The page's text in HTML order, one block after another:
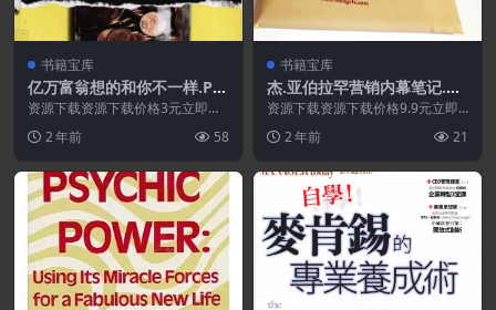
书籍宝库
亿万富翁想的和你不一样.PD
F
资源下载资源下载价格3元立即购
2 年前 58
书籍宝库
杰.亚伯拉罕营销内幕笔记.PD
F
资源下载资源下载价格9.9元立即
2 年前 21